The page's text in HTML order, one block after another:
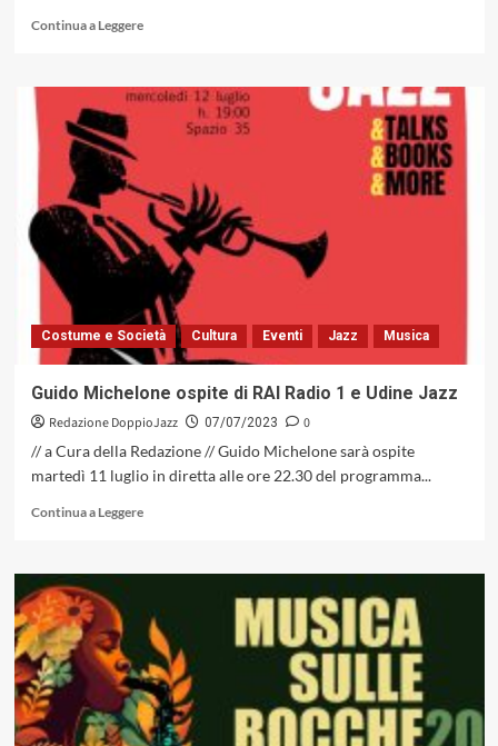
Continua a LeggereLeggi
su
“WineStories&Jazz”:
cuore
della
Maremma
dal
luglio
al
12
agosto
Costume e Società Cultura Eventi Jazz Musica
Guido Michelone ospite di RAI Radio 1 e Udine Jazz
Redazione DoppioJazz 07/07/2023
0
// a Cura della Redazione // Guido Michelone sarà ospite
martedì 11 luglio in diretta alle ore 22.30 del programma...
Continua a LeggereLeggi
su
Michelone
ospite
di
RAI
Radio
1
e